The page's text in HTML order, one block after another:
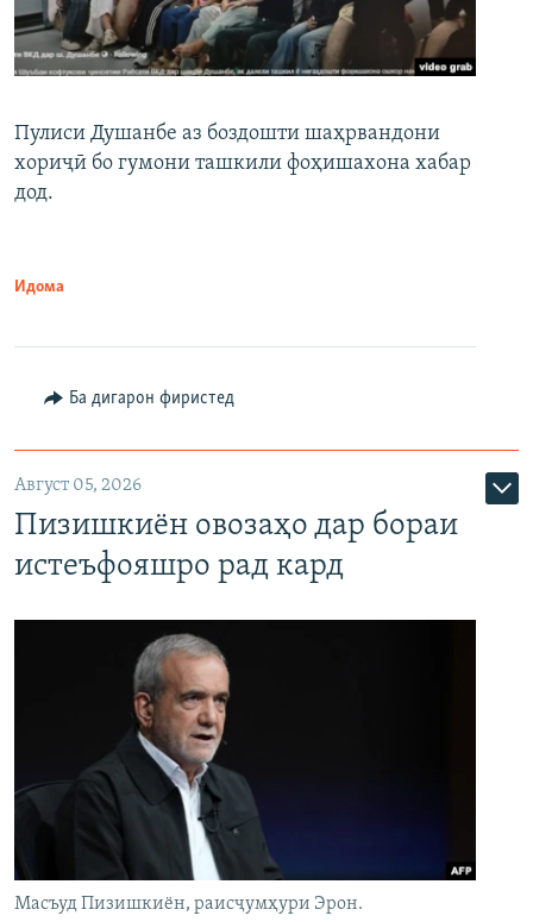
Пулиси Душанбе аз боздошти шаҳрвандони
хориҷӣ бо гумони ташкили фоҳишахона хабар
дод.
Идома
Ба дигарон фиристед
Август 05, 2026
Пизишкиён овозаҳо дар бораи
истеъфояшро рад кард
Масъуд Пизишкиён, раисҷумҳури Эрон.